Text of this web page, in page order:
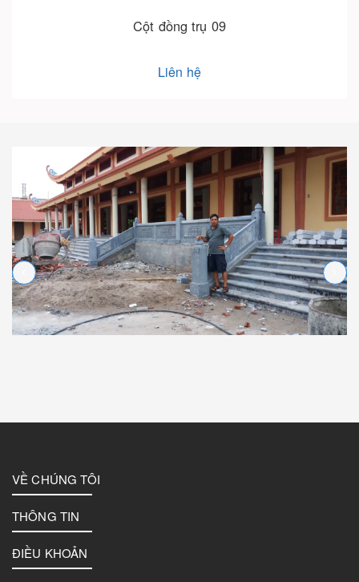
Cột đồng trụ 09
Liên hệ
VỀ CHÚNG TÔI
THÔNG TIN
ĐIỀU KHOẢN